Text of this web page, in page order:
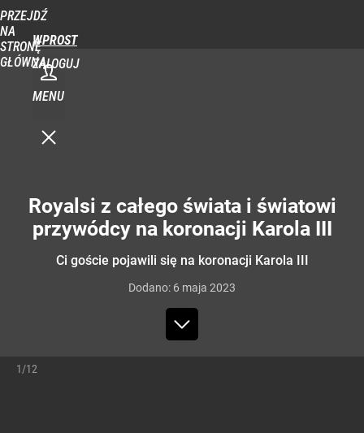
PRZEJDŹ
NA
STRONĘ
GŁÓWNĄ
WPROST
ZALOGUJ
MENU
Royalsi z całego świata i światowi
przywódcy na koronacji Karola III
Ci goście pojawili się na koronacji Karola III
Dodano: 6 maja 2023